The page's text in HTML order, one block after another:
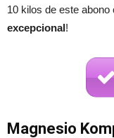
10 kilos de este abono
excepcional!
Magnesio